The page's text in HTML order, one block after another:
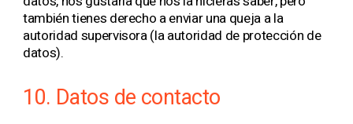
también tienes derecho a enviar una queja a la
autoridad supervisora (la autoridad de protección de
datos).
10. Datos de contacto